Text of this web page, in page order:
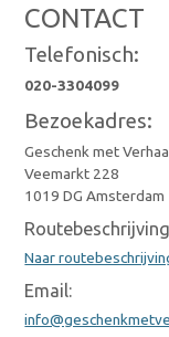
CONTACT
Telefonisch:
020-3304099
Bezoekadres:
Geschenk met
Veemarkt 228
1019 DG Amsterdam
Naar
Email: